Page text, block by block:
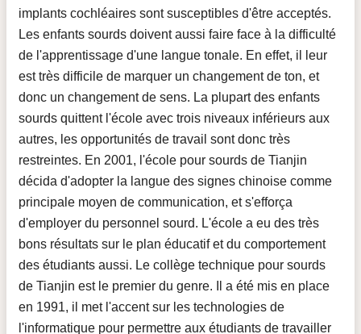
implants cochléaires sont susceptibles d'être acceptés.
Les enfants sourds doivent aussi faire face à la difficulté
de l'apprentissage d'une langue tonale. En effet, il leur
est très difficile de marquer un changement de ton, et
donc un changement de sens. La plupart des enfants
sourds quittent l'école avec trois niveaux inférieurs aux
autres, les opportunités de travail sont donc très
restreintes. En 2001, l'école pour sourds de Tianjin
décida d'adopter la langue des signes chinoise comme
principale moyen de communication, et s'efforça
d'employer du personnel sourd. L'école a eu des très
bons résultats sur le plan éducatif et du comportement
des étudiants aussi. Le collège technique pour sourds
de Tianjin est le premier du genre. Il a été mis en place
en 1991, il met l'accent sur les technologies de
l'informatique pour permettre aux étudiants de travailler